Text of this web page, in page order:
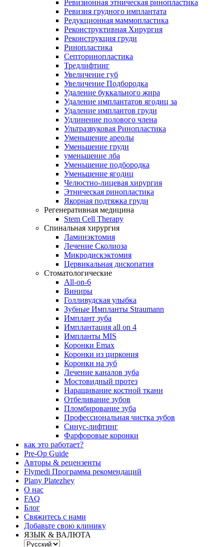
Ревизионная этническая ринопластика
Ревизия грудного имплантата
Редукционная маммопластика
Реконструктивная Хирургия
Реконструкция груди
Ринопластика
Септоринопластика
Тредлифтинг
Увеличение губ
Увеличение Подбородка
Удаление буккального жира
Удаление имплантатов ягодиц за
Удаление имплантов груди
Удлинение полового члена
Ультразвуковая Ринопластика
Уменьшение ареолы
Уменьшение груди
уменьшение лба
Уменьшение подбородка
Уменьшение ягодиц
Челюстно-лицевая хирургия
Этническая ринопластика
Якорная подтяжка груди
Регенеративная медицина
Stem Cell Therapy
Спинальная хирургия
Ламинэктомия
Лечение Сколиоза
Микродискэктомия
Цервикальная дископатия
Стоматологические
All-on-6
Виниры
Голливудская улыбка
Зубные Импланты Straumann
Имплант зуба
Имплантация all on 4
Импланты MIS
Коронки Emax
Коронки из циркония
Коронки на зуб
Лечение каналов зуба
Мостовидный протез
Наращивание костной ткани
Отбеливание зубов
Пломбирование зуба
Профессиональная чистка зубов
Синус-лифтинг
Фарфоровые коронки
как это работает?
Pre-Op Guide
Авторы & рецензенты
Flymedi Программа рекомендаций
Plany Platezhey
О нас
FAQ
Блог
Свяжитесь с нами
Добавьте свою клинику
ЯЗЫК & ВАЛЮТА